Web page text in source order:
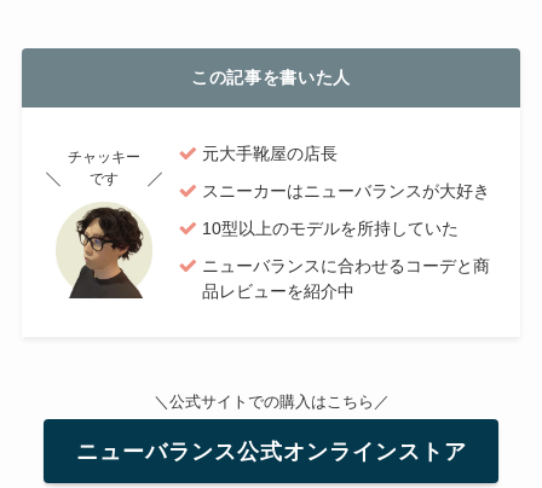
この記事を書いた人
元大手靴屋の店長
スニーカーはニューバランスが大好き
10型以上のモデルを所持していた
ニューバランスに合わせるコーデと商
品レビューを紹介中
チャッキー
です
＼公式サイトでの購入はこちら／
ニューバランス公式オンラインストア